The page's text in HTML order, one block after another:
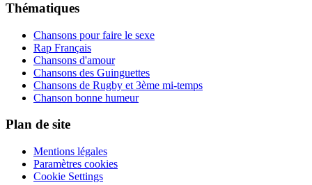
Thématiques
Chansons pour faire le sexe
Rap Français
Chansons d'amour
Chansons des Guinguettes
Chansons de Rugby et 3ème mi-temps
Chanson bonne humeur
Plan de site
Mentions légales
Paramètres cookies
Cookie Settings